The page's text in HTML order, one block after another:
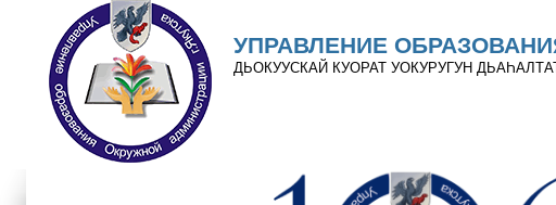
Перейти к основному содержанию
Skip to search
УПРАВЛЕНИЕ
ДЬОКУУСКАЙ КУОРАТ УОКУРУГУН